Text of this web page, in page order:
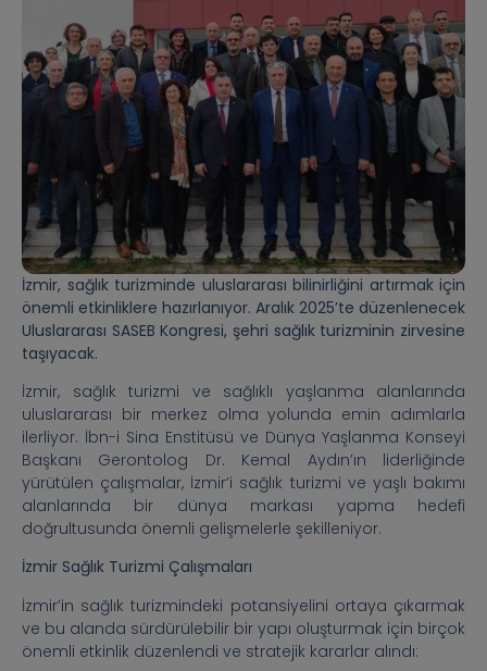
İzmir, sağlık turizminde uluslararası bilinirliğini artırmak için
önemli etkinliklere hazırlanıyor. Aralık 2025’te düzenlenecek
Uluslararası SASEB Kongresi, şehri sağlık turizminin zirvesine
taşıyacak.
İzmir, sağlık turizmi ve sağlıklı yaşlanma alanlarında
uluslararası bir merkez olma yolunda emin adımlarla
ilerliyor. İbn-i Sina Enstitüsü ve Dünya Yaşlanma Konseyi
Başkanı Gerontolog Dr. Kemal Aydın’ın liderliğinde
yürütülen çalışmalar, İzmir’i sağlık turizmi ve yaşlı bakımı
alanlarında bir dünya markası yapma hedefi
doğrultusunda önemli gelişmelerle şekilleniyor.
İzmir Sağlık Turizmi Çalışmaları
İzmir’in sağlık turizmindeki potansiyelini ortaya çıkarmak
ve bu alanda sürdürülebilir bir yapı oluşturmak için birçok
önemli etkinlik düzenlendi ve stratejik kararlar alındı: